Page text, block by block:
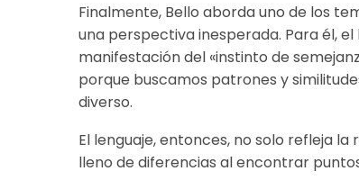
Finalmente, Bello aborda uno de los
una perspectiva inesperada. Para él,
manifestación del «instinto de
porque buscamos patrones y
diverso.
El lenguaje, entonces, no solo refleja
lleno de diferencias al encontrar